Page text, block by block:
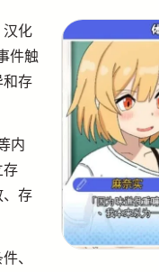
汉化
件触
和存
内
存
、存
、